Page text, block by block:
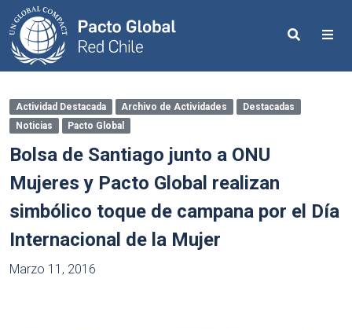
Search
Actividad Destacada Archivo de Actividades
Destacadas
Noticias
Pacto Global
Bolsa de Santiago junto a ONU
Mujeres y Pacto Global realizan
simbólico toque de campana por el Día
Internacional de la Mujer
Marzo 11, 2016